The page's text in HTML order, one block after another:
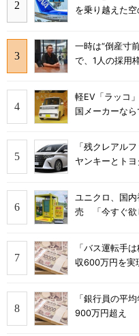
を乗り越えた
一時は“倒産寸
で、1人の採用
軽EV「ラッコ
国メーカーな
「残クレアル
ヤンキーとトヨ
ユニクロ、国
売 「今すぐ欲
「バス運転手
収600万円を実
「銀行員の平
900万円超え